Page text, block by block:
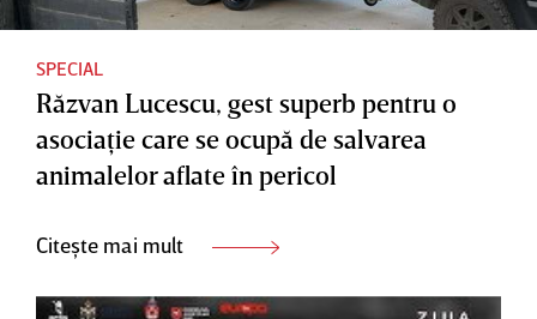
SPECIAL
Răzvan Lucescu, gest superb pentru o
asociaţie care se ocupă de salvarea
animalelor aflate în pericol
Citește mai mult